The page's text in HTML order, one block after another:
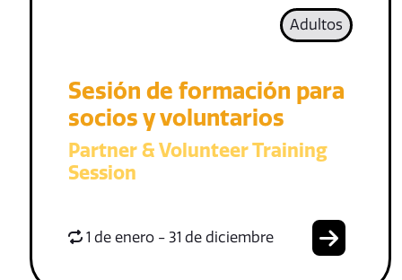
Adultos
Sesión de formación para
socios y voluntarios
Partner & Volunteer Training
Session
1 de enero - 31 de diciembre